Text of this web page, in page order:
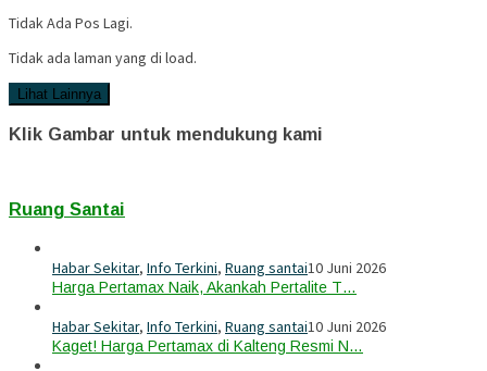
Tidak Ada Pos Lagi.
Tidak ada laman yang di load.
Lihat Lainnya
Klik Gambar untuk mendukung kami
Ruang Santai
Habar Sekitar, Info Terkini, Ruang santai10 Juni 2026
Harga Pertamax Naik, Akankah Pertalite T…
Habar Sekitar, Info Terkini, Ruang santai10 Juni 2026
Kaget! Harga Pertamax di Kalteng Resmi N…